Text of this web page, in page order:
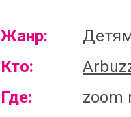
Жанр:
Кто:
Где:
zoom